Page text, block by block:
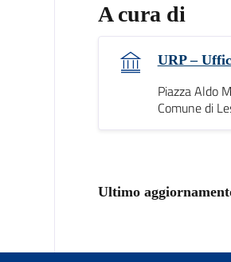
A cura di
URP –
Piazza Aldo
Comune di
Ultimo